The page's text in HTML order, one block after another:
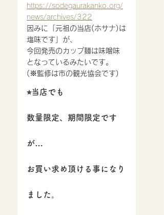
https://sodegaurakanko.org/
news/archives/322
因みに「元祖の当店(ホサナ)は
塩味です」が、
今回発売のカップ麺は味噌味
となっているみたいです。
(※監修は市の観光協会です)
⭐︎当店でも
数量限定、期間限定です
が…
お買い求め頂ける事になり
ました。